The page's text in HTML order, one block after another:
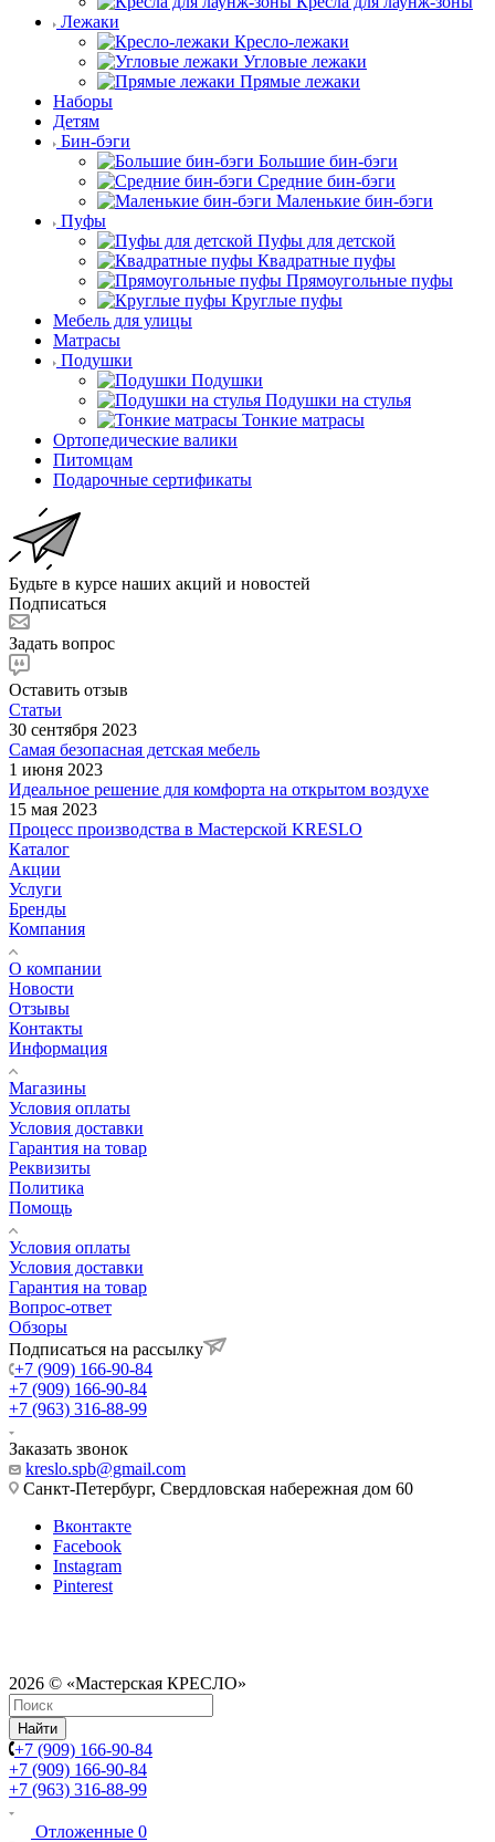
Лежаки
Кресло-лежаки
Угловые лежаки
Прямые лежаки
Наборы
Детям
Бин-бэги
Большие бин-бэги
Средние бин-бэги
Маленькие бин-бэги
Пуфы
Пуфы для детской
Квадратные пуфы
Прямоугольные пуфы
Круглые пуфы
Мебель для улицы
Матрасы
Подушки
Подушки
Подушки на стулья
Тонкие матрасы
Ортопедические валики
Питомцам
Подарочные сертификаты
Будьте в курсе наших акций и новостей
Подписаться
Задать вопрос
Оставить отзыв
Статьи
30 сентября 2023
Самая безопасная детская мебель
1 июня 2023
Идеальное решение для комфорта на открытом воздухе
15 мая 2023
Процесс производства в Мастерской KRESLO
Каталог
Акции
Услуги
Бренды
Компания
О компании
Новости
Отзывы
Контакты
Информация
Магазины
Условия оплаты
Условия доставки
Гарантия на товар
Реквизиты
Политика
Помощь
Условия оплаты
Условия доставки
Гарантия на товар
Вопрос-ответ
Обзоры
Подписаться на рассылку
+7 (909) 166-90-84
+7 (909) 166-90-84
+7 (963) 316-88-99
Заказать звонок
kreslo.spb@gmail.com
Санкт-Петербург, Свердловская набережная дом 60
Вконтакте
Facebook
Instagram
Pinterest
2026 © «Мастерская КРЕСЛО»
Найти
+7 (909) 166-90-84
+7 (909) 166-90-84
+7 (963) 316-88-99
Отложенные 0